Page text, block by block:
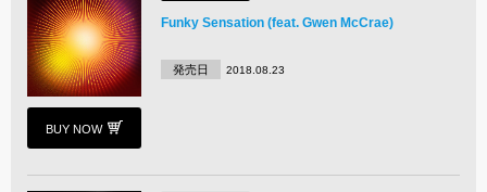
BUY NOW
Funky Sensation (feat. Gwen McCrae)
発売日 2018.08.23